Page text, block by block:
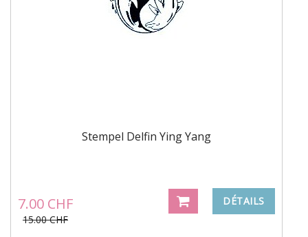
Stempel Delfin Ying Yang
7.00 CHF
15.00 CHF
DÉTAILS